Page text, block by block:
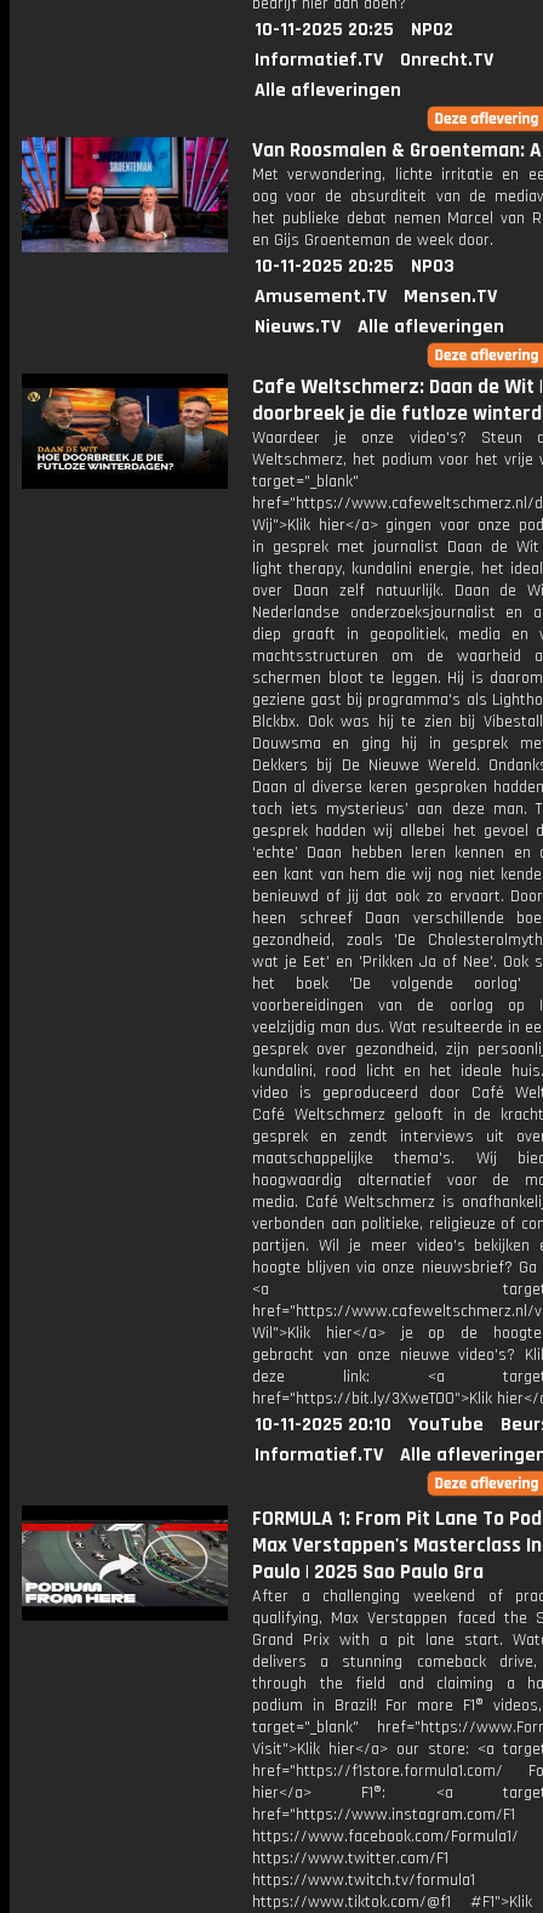
10-11-2025 20:25
NPO2
Informatief.TV
Onrecht.TV
Alle afleveringen
Van Roosmalen & Groenteman:
Met verwondering, lichte irritatie en
oog voor de absurditeit van de
het publieke debat nemen Marcel van
en Gijs Groenteman de week door.
10-11-2025 20:25
NPO3
Amusement.TV
Mensen.TV
Nieuws.TV
Alle afleveringen
Cafe Weltschmerz: Daan de Wit
doorbreek je die futloze
Waardeer je onze video's? Steun
Weltschmerz, het podium voor het vrije
target="_blank"
href="https://www.cafeweltschmerz.nl/
Wij">Klik hier</a> gingen voor onze
in gesprek met journalist Daan de
light therapy, kundalini energie, het
over Daan zelf natuurlijk. Daan de
Nederlandse onderzoeksjournalist en
diep graaft in geopolitiek, media en
machtsstructuren om de waarheid
schermen bloot te leggen. Hij is
geziene gast bij programma's als
Blckbx. Ook was hij te zien bij
Douwsma en ging hij in gesprek
Dekkers bij De Nieuwe Wereld.
Daan al diverse keren gesproken
toch iets mysterieus’ aan deze man.
gesprek hadden wij allebei het gevoel
‘echte’ Daan hebben leren kennen en
een kant van hem die wij nog niet
benieuwd of jij dat ook zo ervaart.
heen schreef Daan verschillende
gezondheid, zoals 'De
wat je Eet' en 'Prikken Ja of Nee'. Ook
het boek 'De volgende oorlog'
voorbereidingen van de oorlog op
veelzijdig man dus. Wat resulteerde in
gesprek over gezondheid, zijn
kundalini, rood licht en het ideale
video is geproduceerd door Café
Café Weltschmerz gelooft in de
gesprek en zendt interviews uit
maatschappelijke thema's. Wij
hoogwaardig alternatief voor de
media. Café Weltschmerz is
verbonden aan politieke, religieuze of
partijen. Wil je meer video's bekijken
hoogte blijven via onze nieuwsbrief? Ga
<a
href="https://www.cafeweltschmerz.nl/
Wil">Klik hier</a> je op de
gebracht van onze nieuwe video's?
deze link: <a
href="https://bit.ly/3XweTO0">Klik hier</
10-11-2025 20:10 YouTube
Informatief.TV
Alle
FORMULA 1: From Pit Lane To
Max Verstappen's Masterclass
Paulo | 2025 Sao Paulo Gra
After a challenging weekend of
qualifying, Max Verstappen faced the
Grand Prix with a pit lane start.
delivers a stunning comeback drive,
through the field and claiming a
podium in Brazil! For more F1®
target="_blank" href="https://
Visit">Klik hier</a> our store: <a
href="https://f1store.formula1.com/
hier</a> F1®: <a
href="https://www.instagram.com/F1
https://www.facebook.com/Formula1/
https://www.twitter.com/F1
https://www.twitch.tv/formula1
https://www.tiktok.com/@f1